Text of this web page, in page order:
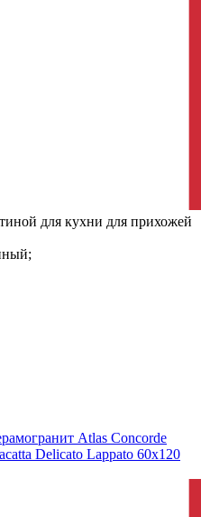
для кухни для прихожей
Atlas Concorde
Delicato Lappato 60x120